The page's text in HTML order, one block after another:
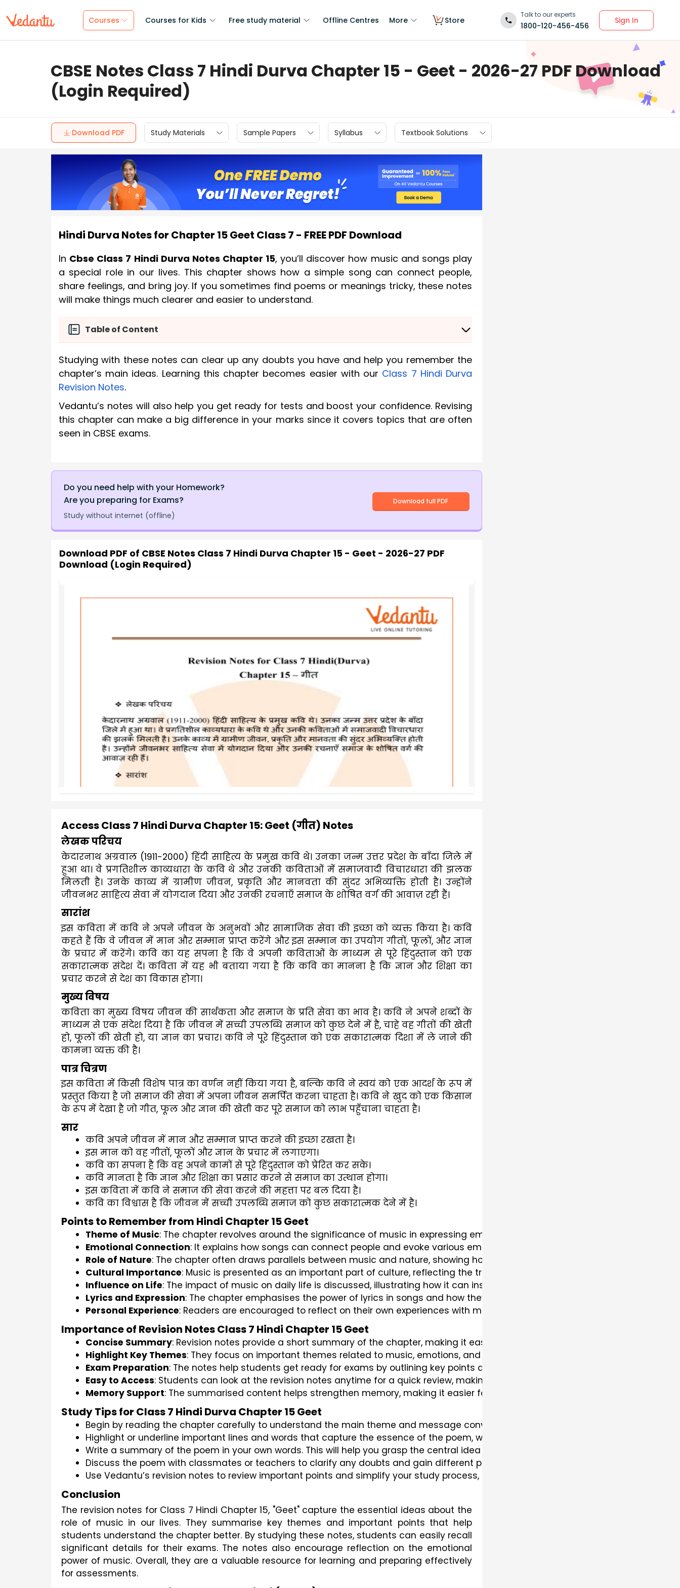
Courses Courses for Kids Free study material Offline Centres More Store
Talk to our experts
1800-120-456-456
Sign In
CBSE Notes Class 7 Hindi Durva Chapter 15 - Geet - 2026-27 PDF Download
(Login Required)
Download PDF Study Materials Sample Papers Syllabus Textbook Solutions
Hindi Durva Notes for Chapter 15 Geet Class 7 - FREE PDF Download
In Cbse Class 7 Hindi Durva Notes Chapter 15, you’ll discover how music and songs play
a special role in our lives. This chapter shows how a simple song can connect people,
share feelings, and bring joy. If you sometimes find poems or meanings tricky, these notes
will make things much clearer and easier to understand.
Table of Content
Studying with these notes can clear up any doubts you have and help you remember the
chapter’s main ideas. Learning this chapter becomes easier with our Class 7 Hindi Durva
Revision Notes.
Vedantu’s notes will also help you get ready for tests and boost your confidence. Revising
this chapter can make a big difference in your marks since it covers topics that are often
seen in CBSE exams.
Do you need help with your Homework?
Are you preparing for Exams?
Study without internet (offline)
Download full PDF
Download PDF of CBSE Notes Class 7 Hindi Durva Chapter 15 - Geet - 2026-27 PDF
Download (Login Required)
Access Class 7 Hindi Durva Chapter 15: Geet (गीत) Notes
लेखक परिचय
केदारनाथ अग्रवाल (1911-2000) हिंदी साहित्य के प्रमुख कवि थे। उनका जन्म उत्तर प्रदेश के बाँदा जिले में
हुआ था। वे प्रगतिशील काव्यधारा के कवि थे और उनकी कविताओं में समाजवादी विचारधारा की झलक
मिलती है। उनके काव्य में ग्रामीण जीवन, प्रकृति और मानवता की सुंदर अभिव्यक्ति होती है। उन्होंने
जीवनभर साहित्य सेवा में योगदान दिया और उनकी रचनाएँ समाज के शोषित वर्ग की आवाज़ रही हैं।
सारांश
इस कविता में कवि ने अपने जीवन के अनुभवों और सामाजिक सेवा की इच्छा को व्यक्त किया है। कवि
कहते हैं कि वे जीवन में मान और सम्मान प्राप्त करेंगे और इस सम्मान का उपयोग गीतों, फूलों, और ज्ञान
के प्रचार में करेंगे। कवि का यह सपना है कि वे अपनी कविताओं के माध्यम से पूरे हिंदुस्तान को एक
सकारात्मक संदेश दें। कविता में यह भी बताया गया है कि कवि का मानना है कि ज्ञान और शिक्षा का
प्रचार करने से देश का विकास होगा।
मुख्य विषय
कविता का मुख्य विषय जीवन की सार्थकता और समाज के प्रति सेवा का भाव है। कवि ने अपने शब्दों के
माध्यम से एक संदेश दिया है कि जीवन में सच्ची उपलब्धि समाज को कुछ देने में है, चाहे वह गीतों की खेती
हो, फूलों की खेती हो, या ज्ञान का प्रचार। कवि ने पूरे हिंदुस्तान को एक सकारात्मक दिशा में ले जाने की
कामना व्यक्त की है।
पात्र चित्रण
इस कविता में किसी विशेष पात्र का वर्णन नहीं किया गया है, बल्कि कवि ने स्वयं को एक आदर्श के रूप में
प्रस्तुत किया है जो समाज की सेवा में अपना जीवन समर्पित करना चाहता है। कवि ने खुद को एक किसान
के रूप में देखा है जो गीत, फूल और ज्ञान की खेती कर पूरे समाज को लाभ पहुँचाना चाहता है।
सार
कवि अपने जीवन में मान और सम्मान प्राप्त करने की इच्छा रखता है।
इस मान को वह गीतों, फूलों और ज्ञान के प्रचार में लगाएगा।
कवि का सपना है कि वह अपने कामों से पूरे हिंदुस्तान को प्रेरित कर सके।
कवि मानता है कि ज्ञान और शिक्षा का प्रसार करने से समाज का उत्थान होगा।
इस कविता में कवि ने समाज की सेवा करने की महत्ता पर बल दिया है।
कवि का विश्वास है कि जीवन में सच्ची उपलब्धि समाज को कुछ सकारात्मक देने में है।
Points to Remember from Hindi Chapter 15 Geet
Theme of Music: The chapter revolves around the significance of music in expressing emotions and feelings, highlighting its
Emotional Connection: It explains how songs can connect people and evoke various emotions, from joy to sorrow.
Role of Nature: The chapter often draws parallels between music and nature, showing how both can bring peace and happiness.
Cultural Importance: Music is presented as an important part of culture, reflecting the traditions and values of society.
Influence on Life: The impact of music on daily life is discussed, illustrating how it can inspire and uplift spirits.
Lyrics and Expression: The chapter emphasises the power of lyrics in songs and how they can convey deep meanings.
Personal Experience: Readers are encouraged to reflect on their own experiences with music and its role in their lives.
Importance of Revision Notes Class 7 Hindi Chapter 15 Geet
Concise Summary: Revision notes provide a short summary of the chapter, making it easy for students to quickly review important
Highlight Key Themes: They focus on important themes related to music, emotions, and cultural significance, helping students
Exam Preparation: The notes help students get ready for exams by outlining key points and details without the need to read the
Easy to Access: Students can look at the revision notes anytime for a quick review, making studying more convenient.
Memory Support: The summarised content helps strengthen memory, making it easier for students to remember important
Study Tips for Class 7 Hindi Durva Chapter 15 Geet
Begin by reading the chapter carefully to understand the main theme and message conveyed through the poem.
Highlight or underline important lines and words that capture the essence of the poem, which can help in remembering key parts
Write a summary of the poem in your own words. This will help you grasp the central idea and remember it better.
Discuss the poem with classmates or teachers to clarify any doubts and gain different perspectives on its meaning.
Use Vedantu’s revision notes to review important points and simplify your study process, as these notes focus on key elements and
Conclusion
The revision notes for Class 7 Hindi Chapter 15, "Geet" capture the essential ideas about the
role of music in our lives. They summarise key themes and important points that help
students understand the chapter better. By studying these notes, students can easily recall
significant details for their exams. The notes also encourage reflection on the emotional
power of music. Overall, they are a valuable resource for learning and preparing effectively
for assessments.